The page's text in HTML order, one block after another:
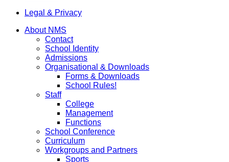
Legal & Privacy
About NMS
Contact
School Identity
Admissions
Organisational & Downloads
Forms & Downloads
School Rules!
Staff
College
Management
Functions
School Conference
Curriculum
Workgroups and Partners
Sports